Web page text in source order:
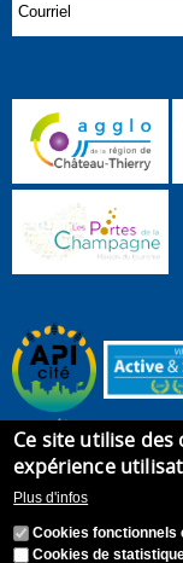
Ce site utilise des
expérience
Plus d'infos
Cookies fonctionnels
Cookies de